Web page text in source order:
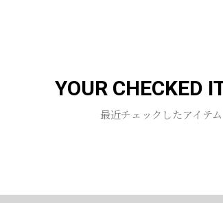
YOUR CHECKED
最近チェックしたアイテム